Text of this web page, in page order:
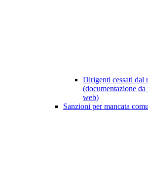
Dirigenti cessati dal
(documentazione
web)
Sanzioni per mancata